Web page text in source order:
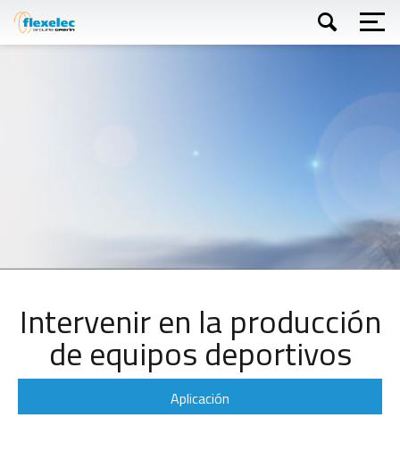
Skip
to
main
Intervenir en la producción
de equipos deportivos
Aplicación